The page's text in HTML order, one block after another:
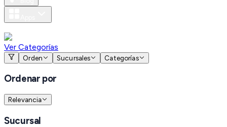
Ver Categorías
Orden Sucursales Categorías
Ordenar por
Relevancia
Sucursal